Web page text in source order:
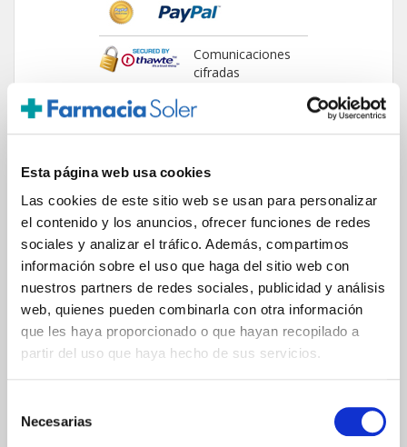
Esta página web usa cookies
Las cookies de este sitio web se usan para personalizar
el contenido y los anuncios, ofrecer funciones de redes
sociales y analizar el tráfico. Además, compartimos
información sobre el uso que haga del sitio web con
nuestros partners de redes sociales, publicidad y análisis
web, quienes pueden combinarla con otra información
que les haya proporcionado o que hayan recopilado a
partir del uso que haya hecho de sus servicios.
Necesarias
Comunicaciones
cifradas
ENVIOS Y DESTINOS
ESPAÑA
Península
Islas Baleares
Islas Canarias
24/48h